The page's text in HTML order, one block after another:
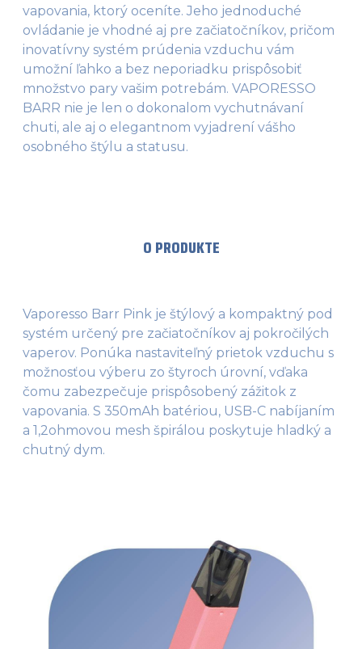
vapovania, ktorý oceníte. Jeho jednoduché
ovládanie je vhodné aj pre začiatočníkov, pričom
inovatívny systém prúdenia vzduchu vám
umožní ľahko a bez neporiadku prispôsobiť
množstvo pary vašim potrebám. VAPORESSO
BARR nie je len o dokonalom vychutnávaní
chuti, ale aj o elegantnom vyjadrení vášho
osobného štýlu a statusu.
O PRODUKTE
Vaporesso Barr Pink je štýlový a kompaktný pod
systém určený pre začiatočníkov aj pokročilých
vaperov. Ponúka nastaviteľný prietok vzduchu s
možnosťou výberu zo štyroch úrovní, vďaka
čomu zabezpečuje prispôsobený zážitok z
vapovania. S 350mAh batériou, USB-C nabíjaním
a 1,2ohmovou mesh špirálou poskytuje hladký a
chutný dym.